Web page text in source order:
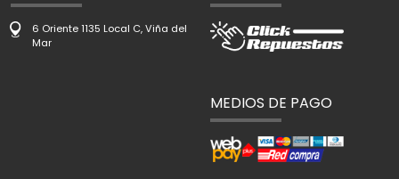
6 Oriente 1135 Local C, Viña del
Mar
MEDIOS DE PAGO